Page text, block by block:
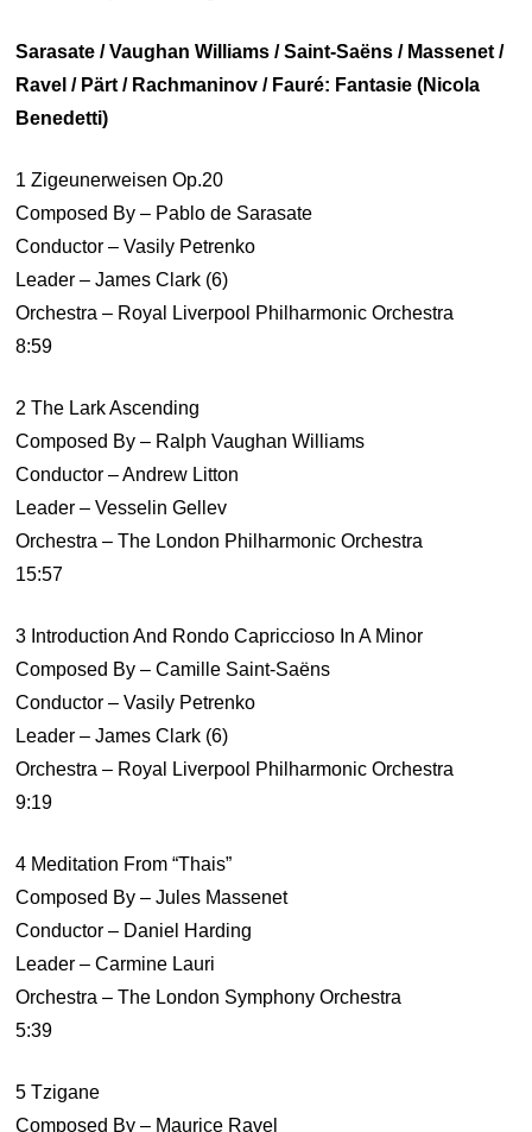
Sarasate / Vaughan Williams / Saint-Saëns / Massenet /
Ravel / Pärt / Rachmaninov / Fauré: Fantasie (Nicola
Benedetti)
1 Zigeunerweisen Op.20
Composed By – Pablo de Sarasate
Conductor – Vasily Petrenko
Leader – James Clark (6)
Orchestra – Royal Liverpool Philharmonic Orchestra
8:59
2 The Lark Ascending
Composed By – Ralph Vaughan Williams
Conductor – Andrew Litton
Leader – Vesselin Gellev
Orchestra – The London Philharmonic Orchestra
15:57
3 Introduction And Rondo Capriccioso In A Minor
Composed By – Camille Saint-Saëns
Conductor – Vasily Petrenko
Leader – James Clark (6)
Orchestra – Royal Liverpool Philharmonic Orchestra
9:19
4 Meditation From “Thais”
Composed By – Jules Massenet
Conductor – Daniel Harding
Leader – Carmine Lauri
Orchestra – The London Symphony Orchestra
5:39
5 Tzigane
Composed By – Maurice Ravel